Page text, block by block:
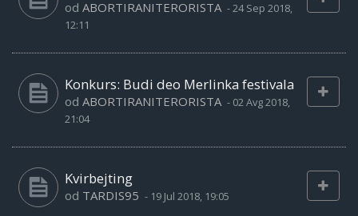
od ABORTIRANITERORISTA -24 Sep 2018,
12:11
Konkurs: Budi deo Merlinka festivala
od ABORTIRANITERORISTA - 02 Avg 2018,
21:04
Kvirbejting
od TARDIS95 - 19 Jul 2018, 19:05